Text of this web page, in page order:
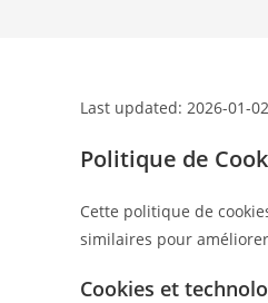
Last updated: 2026-01-02
Politique de
Cette politique de
similaires pour
Cookies et